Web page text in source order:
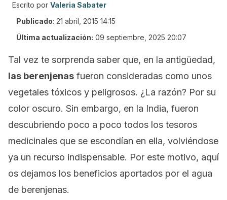
Escrito por Valeria Sabater
Publicado: 21 abril, 2015 14:15
Última actualización: 09 septiembre, 2025 20:07
Tal vez te sorprenda saber que, en la antigüedad,
las berenjenas fueron consideradas como unos
vegetales tóxicos y peligrosos. ¿La razón? Por su
color oscuro. Sin embargo, en la India, fueron
descubriendo poco a poco todos los tesoros
medicinales que se escondían en ella, volviéndose
ya un recurso indispensable. Por este motivo, aquí
os dejamos los beneficios aportados por el agua
de berenjenas.